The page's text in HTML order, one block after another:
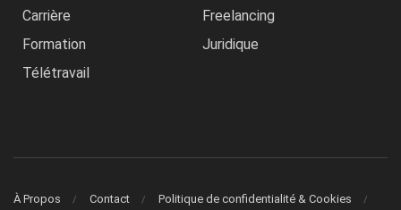
Carrière
Freelancing
Formation
Juridique
Télétravail
À Propos Contact Politique de confidentialité & Cookies